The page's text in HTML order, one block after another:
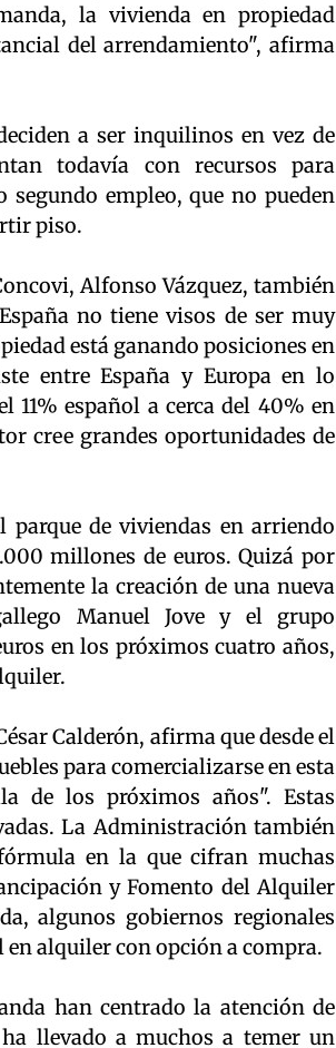
la vivienda en propiedad
del arrendamiento", afirma
a ser inquilinos en vez de
todavía con recursos para
empleo, que no pueden
piso.
Alfonso Vázquez, también
no tiene visos de ser muy
está ganando posiciones en
entre España y Europa en lo
11% español a cerca del 40% en
cree grandes oportunidades de
parque de viviendas en arriendo
millones de euros. Quizá por
la creación de una nueva
Manuel Jove y el grupo
en los próximos cuatro años,
Calderón, afirma que desde el
para comercializarse en esta
de los próximos años". Estas
La Administración también
en la que cifran muchas
y Fomento del Alquiler
algunos gobiernos regionales
alquiler con opción a compra.
han centrado la atención de
llevado a muchos a temer un